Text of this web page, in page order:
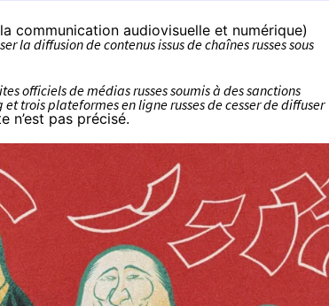
communication audiovisuelle et numérique)
la diffusion de contenus issus de chaînes russes sous
officiels de médias russes soumis à des sanctions
trois plateformes en ligne russes de cesser de diffuser
n’est pas précisé.